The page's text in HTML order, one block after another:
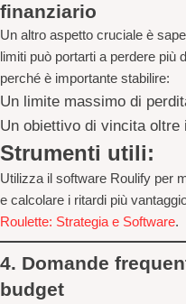
finanziario
Un altro aspetto cruciale è
limiti può portarti a perdere più
perché è importante stabilire:
Un limite massimo di
Un obiettivo di vincita oltre
Strumenti utili:
Utilizza il software Roulify per
e calcolare i ritardi più
Roulette: Strategia e Software.
4. Domande
budget